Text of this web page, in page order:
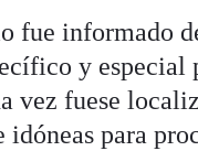
fue informado
y especial
vez fuese
idóneas para